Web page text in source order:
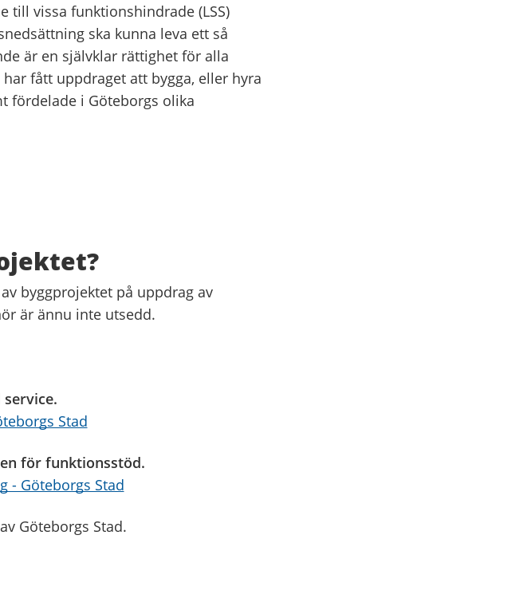
till vissa funktionshindrade (LSS)
ska kunna leva ett så
är en självklar rättighet för alla
fått uppdraget att bygga, eller hyra
fördelade i Göteborgs olika
byggprojektet på uppdrag av
är ännu inte utsedd.
Stad
för funktionsstöd.
- Göteborgs Stad
Göteborgs Stad.